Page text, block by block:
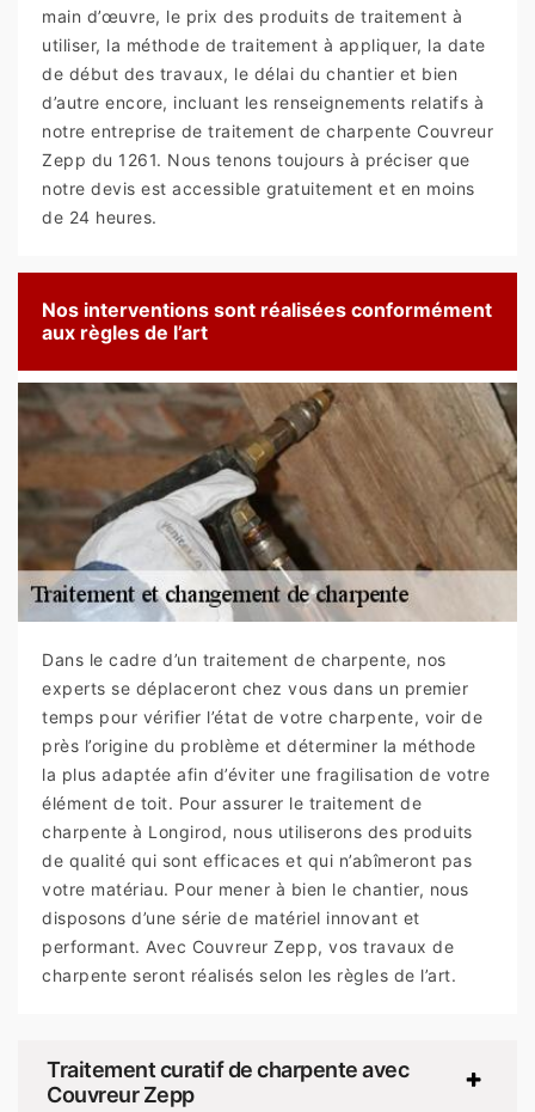
main d’œuvre, le prix des produits de traitement à
utiliser, la méthode de traitement à appliquer, la date
de début des travaux, le délai du chantier et bien
d’autre encore, incluant les renseignements relatifs à
notre entreprise de traitement de charpente Couvreur
Zepp du 1261. Nous tenons toujours à préciser que
notre devis est accessible gratuitement et en moins
de 24 heures.
Nos interventions sont réalisées conformément
aux règles de l’art
Dans le cadre d’un traitement de charpente, nos
experts se déplaceront chez vous dans un premier
temps pour vérifier l’état de votre charpente, voir de
près l’origine du problème et déterminer la méthode
la plus adaptée afin d’éviter une fragilisation de votre
élément de toit. Pour assurer le traitement de
charpente à Longirod, nous utiliserons des produits
de qualité qui sont efficaces et qui n’abîmeront pas
votre matériau. Pour mener à bien le chantier, nous
disposons d’une série de matériel innovant et
performant. Avec Couvreur Zepp, vos travaux de
charpente seront réalisés selon les règles de l’art.
Traitement curatif de charpente avec
Couvreur Zepp